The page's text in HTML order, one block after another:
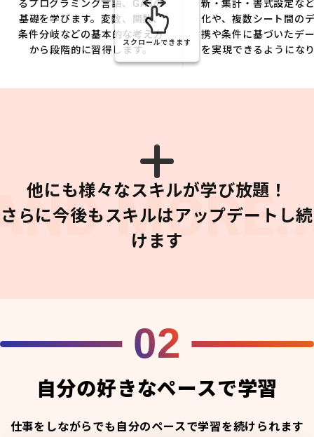
るプログラミング言語、GASの
基礎を学びます。変数、関数、
条件分岐などの基本的な考え方
から段階的に習得します。
新・集計・書式設定な
化や、複数シート間の
携や条件に基づいたデ
を実現できるようにな
スクロールできます
他にも様々なスキルが学び放題！
さらに今後もスキルはアップデートし続
けます
02
自分の好きなペースで学習
仕事をしながらでも自分のペースで学習を続けられます